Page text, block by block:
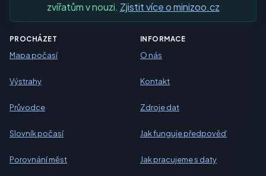
zvířatům v nouzi. Zjistit více o minizoo.cz
PROCHÁZET
Mapa počasí
Výstrahy
Průvodce
Slovník počasí
Porovnání měst
INFORMACE
O nás
Kontakt
Zdroje dat
Jak funguje předpověď
Jak pracujeme s daty